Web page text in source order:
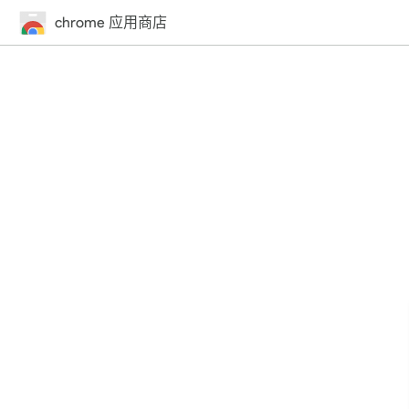
chrome 应用商店